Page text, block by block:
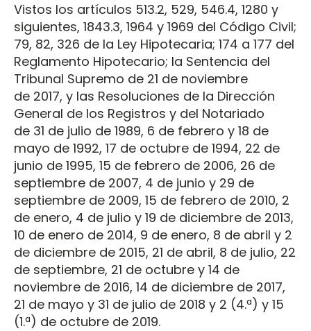
Vistos los artículos 513.2, 529, 546.4, 1280 y
siguientes, 1843.3, 1964 y 1969 del Código Civil;
79, 82, 326 de la Ley Hipotecaria; 174 a 177 del
Reglamento Hipotecario; la Sentencia del
Tribunal Supremo de 21 de noviembre
de 2017, y las Resoluciones de la Dirección
General de los Registros y del Notariado
de 31 de julio de 1989, 6 de febrero y 18 de
mayo de 1992, 17 de octubre de 1994, 22 de
junio de 1995, 15 de febrero de 2006, 26 de
septiembre de 2007, 4 de junio y 29 de
septiembre de 2009, 15 de febrero de 2010, 2
de enero, 4 de julio y 19 de diciembre de 2013,
10 de enero de 2014, 9 de enero, 8 de abril y 2
de diciembre de 2015, 21 de abril, 8 de julio, 22
de septiembre, 21 de octubre y 14 de
noviembre de 2016, 14 de diciembre de 2017,
21 de mayo y 31 de julio de 2018 y 2 (4.ª) y 15
(1.ª) de octubre de 2019.